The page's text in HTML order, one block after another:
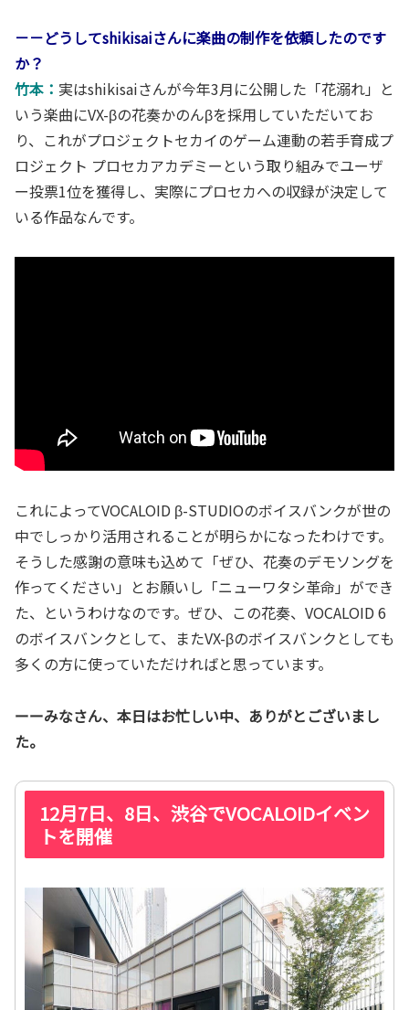
－－どうしてshikisaiさんに楽曲の制作を依頼したのです
か？
竹本： 実はshikisaiさんが今年3月に公開した「花溺れ」と
いう楽曲にVX-βの花奏かのんβを採用していただいてお
り、これがプロジェクトセカイのゲーム連動の若手育成プ
ロジェクト プロセカアカデミーという取り組みでユーザ
ー投票1位を獲得し、実際にプロセカへの収録が決定して
いる作品なんです。
これによってVOCALOID β-STUDIOのボイスバンクが世の
中でしっかり活用されることが明らかになったわけです。
そうした感謝の意味も込めて「ぜひ、花奏のデモソングを
作ってください」とお願いし「ニューワタシ革命」ができ
た、というわけなのです。ぜひ、この花奏、VOCALOID 6
のボイスバンクとして、またVX-βのボイスバンクとしても
多くの方に使っていただければと思っています。
ーーみなさん、本日はお忙しい中、ありがとございまし
た。
12月7日、8日、渋谷でVOCALOIDイベン
トを開催